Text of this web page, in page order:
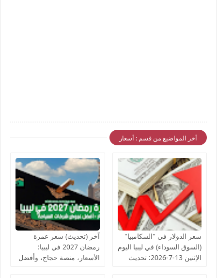
أخر المواضيع من قسم : أسعار
سعر الدولار في "السكامبيا"
(السوق السوداء) في ليبيا اليوم
الإثنين 13-7-2026: تحديث
آخر (تحديث) سعر عمرة
رمضان 2027 في ليبيا:
الأسعار، منصة حجاج، وأفضل